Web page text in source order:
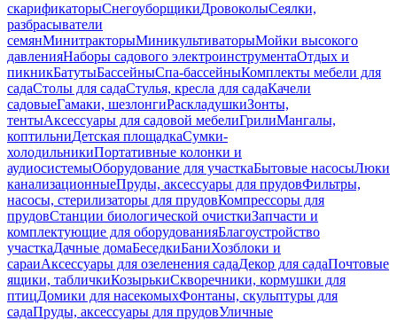
скарификаторыСнегоуборщикиДровоколыСеялки,
разбрасыватели
семянМинитракторыМиникультиваторыМойки высокого
давленияНаборы садового электроинструментаОтдых и
пикникБатутыБассейныСпа-бассейныКомплекты мебели для
садаСтолы для садаСтулья, кресла для садаКачели
садовыеГамаки, шезлонгиРаскладушкиЗонты,
тентыАксессуары для садовой мебелиГрилиМангалы,
коптильниДетская площадкаСумки-
холодильникиПортативные колонки и
аудиосистемыОборудование для участкаБытовые насосыЛюки
канализационныеПруды, аксессуары для прудовФильтры,
насосы, стерилизаторы для прудовКомпрессоры для
прудовСтанции биологической очисткиЗапчасти и
комплектующие для оборудованияБлагоустройство
участкаДачные домаБеседкиБаниХозблоки и
сараиАксессуары для озеленения садаДекор для садаПочтовые
ящики, табличкиКозырькиСкворечники, кормушки для
птицДомики для насекомыхФонтаны, скульптуры для
садаПруды, аксессуары для прудовУличные